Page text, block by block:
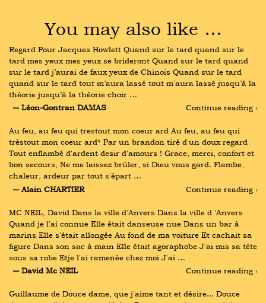
You may also like …
Regard Pour Jacques Howlett Quand sur le tard quand sur le
tard mes yeux mes yeux se brideront Quand sur le tard quand
sur le tard j’aurai de faux yeux de Chinois Quand sur le tard
quand sur le tard tout m’aura lassé tout m’aura lassé jusqu’à la
théorie jusqu’à la théorie choir …
― Léon-Gontran DAMAS
Continue reading ›
Au feu, au feu qui trestout mon coeur ard Au feu, au feu qui
trèstout mon coeur ard* Par un brandon tiré d'un doux regard
Tout enflambé d'ardent desir d'amours ! Grace, merci, confort et
bon secours, Ne me laissez brûler, si Dieu vous gard. Flambe,
chaleur, ardeur par tout s'épart …
― Alain CHARTIER
Continue reading ›
MC NEIL, David Dans la ville d’Anvers Dans la ville d 'Anvers
Quand je l'ai connue Elle était danseuse nue Dans un bar à
marins Elle s'était allongée Au fond de ma voiture Et cachait sa
figure Dans son sac à main Elle était agoraphobe J'ai mis sa tête
sous sa robe Etje l'ai ramenée chez moi J'ai …
― David Mc NEIL
Continue reading ›
Guillaume de Douce dame, que j'aime tant et désire... Douce